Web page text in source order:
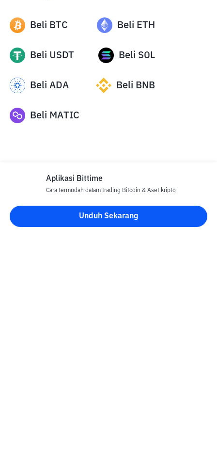
Beli BTC Beli ETH
Beli USDT Beli SOL
Beli ADA Beli BNB
Beli MATIC
Disclaimer
Semua Artikel pada website ini hanya bersifat informasi dan
Aplikasi Bittime
Cara termudah dalam trading Bitcoin & Aset kripto
Unduh Sekarang